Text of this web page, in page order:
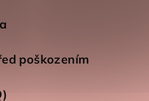
poškozením